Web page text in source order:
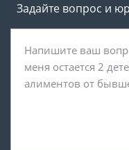
Задайте вопрос и